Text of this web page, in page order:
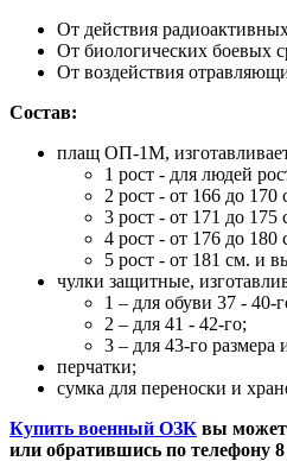
От действия
От биологических боевых
От воздействия
Состав:
плащ ОП-1М,
1 рост - для людей
2 рост - от 166 до 170
3 рост - от 171 до 175
4 рост - от 176 до 180
5 рост - от 181 см. и
чулки защитные,
1 – для обуви 37 - 40-
2 – для 41 - 42-го;
3 – для 43-го размера
перчатки;
сумка для переноски и
Купить военный ОЗК вы
или обратившись по телефону 8